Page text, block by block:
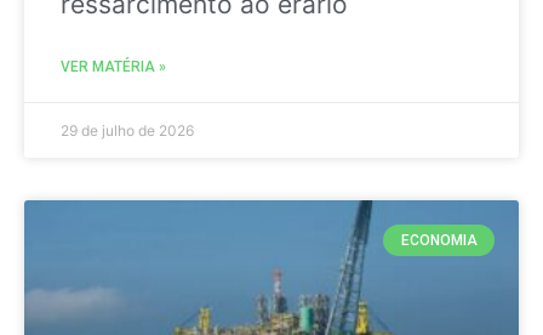
VER MATÉRIA »
29 de julho de 2026
ECONOMIA